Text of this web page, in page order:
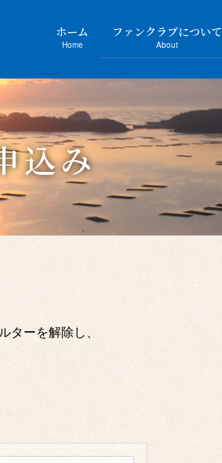
ホーム
Home
ファンクラブについて
About
込み
ーを解除し、